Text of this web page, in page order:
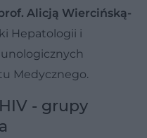
Alicją Wiercińską-
Hepatologii i
Medycznego.
- grupy